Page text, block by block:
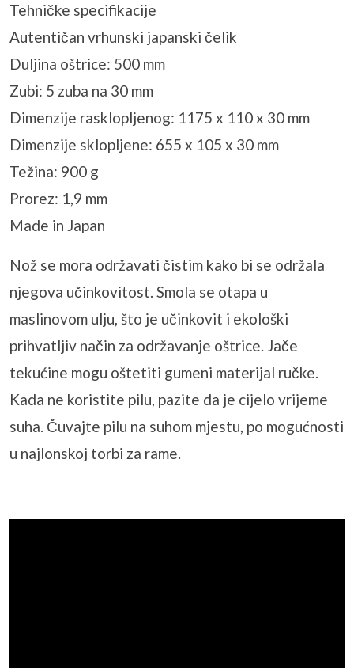
Tehničke specifikacije
Autentičan vrhunski japanski čelik
Duljina oštrice: 500 mm
Zubi: 5 zuba na 30 mm
Dimenzije rasklopljenog: 1175 x 110 x 30 mm
Dimenzije sklopljene: 655 x 105 x 30 mm
Težina: 900 g
Prorez: 1,9 mm
Made in Japan
Nož se mora održavati čistim kako bi se održala
njegova učinkovitost. Smola se otapa u
maslinovom ulju, što je učinkovit i ekološki
prihvatljiv način za održavanje oštrice. Jače
tekućine mogu oštetiti gumeni materijal ručke.
Kada ne koristite pilu, pazite da je cijelo vrijeme
suha. Čuvajte pilu na suhom mjestu, po mogućnosti
u najlonskoj torbi za rame.